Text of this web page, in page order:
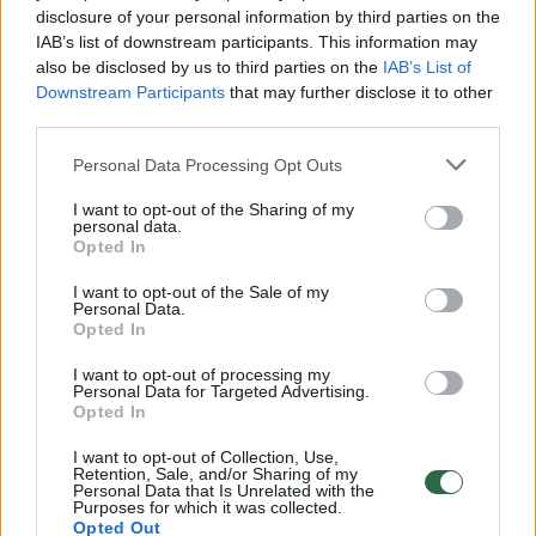
disclosure of your personal information by third parties on the
IAB’s list of downstream participants. This information may
also be disclosed by us to third parties on the IAB’s List of
Downstream Participants that may further disclose it to other
Personal Data Processing Opt Outs
I want to opt-out of the Sharing of my
personal data.
Opted In
I want to opt-out of the Sale of my
Personal Data.
Opted In
I want to opt-out of processing my
Personal Data for Targeted Advertising.
Opted In
I want to opt-out of Collection, Use,
Retention, Sale, and/or Sharing of my
Personal Data that Is Unrelated with the
Purposes for which it was collected.
Opted Out
00:00:30
Vaizdai iš tragiškos avarijos Vilniaus r.: dviejų moterų ir
vaiko gyvybių išgelbėti nepavyko
00:00:57
Savaitės vidurys nusimato karštas: temperatūra kils iki
32 laipsnių šilumos
Žinios | Orai
Nufilmavo, kaip patvino Vilniaus Vakarinis aplinkkelis:
vaizdas pribloškia
„Pagarba pirmajai premjerei“: pasidalijo jautriais